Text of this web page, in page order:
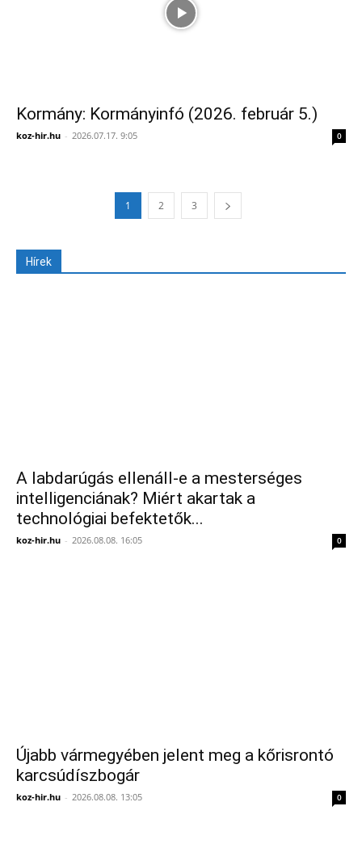
Kormány: Kormányinfó (2026. február 5.)
koz-hir.hu - 2026.07.17. 9:05 0
1 2 3
Hírek
A labdarúgás ellenáll-e a mesterséges
intelligenciának? Miért akartak a
technológiai befektetők...
koz-hir.hu - 2026.08.08. 16:05 0
Újabb vármegyében jelent meg a kőrisrontó
karcsúdíszbogár
koz-hir.hu - 2026.08.08. 13:05 0